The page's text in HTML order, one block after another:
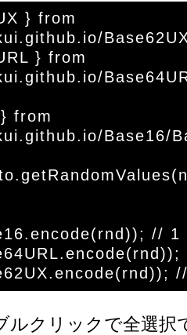
} from
} from
from
Base16/
// 1
ルクリックで全選択